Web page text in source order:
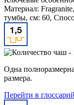
Материал:
тумбы, см: 60,
Одна
размера.
Перейти в глоссарий